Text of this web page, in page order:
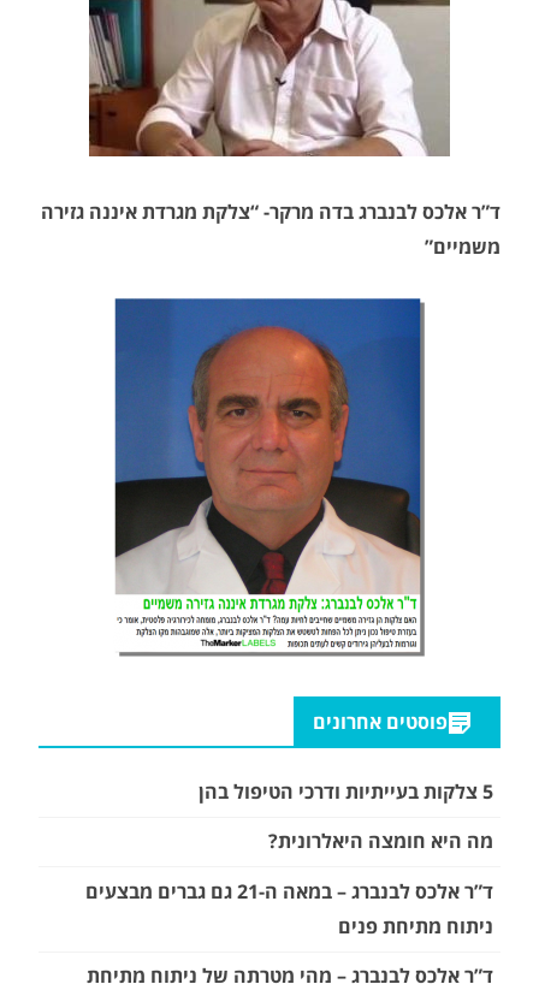
ד”ר אלכס לבנברג בדה מרקר- “צלקת מגרדת איננה גזירה
משמיים”
פוסטים אחרונים
5 צלקות בעייתיות ודרכי הטיפול בהן
מה היא חומצה היאלרונית?
ד”ר אלכס לבנברג – במאה ה-21 גם גברים מבצעים
ניתוח מתיחת פנים
ד”ר אלכס לבנברג – מהי מטרתה של ניתוח מתיחת